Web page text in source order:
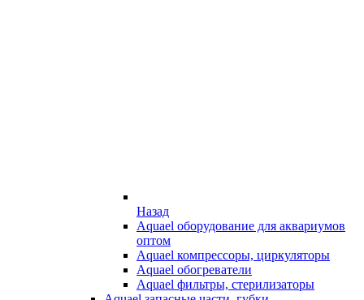
Назад
Aquael оборудование для аквариумов
оптом
Aquael компрессоры, циркуляторы
Aquael обогреватели
Aquael фильтры, стерилизаторы